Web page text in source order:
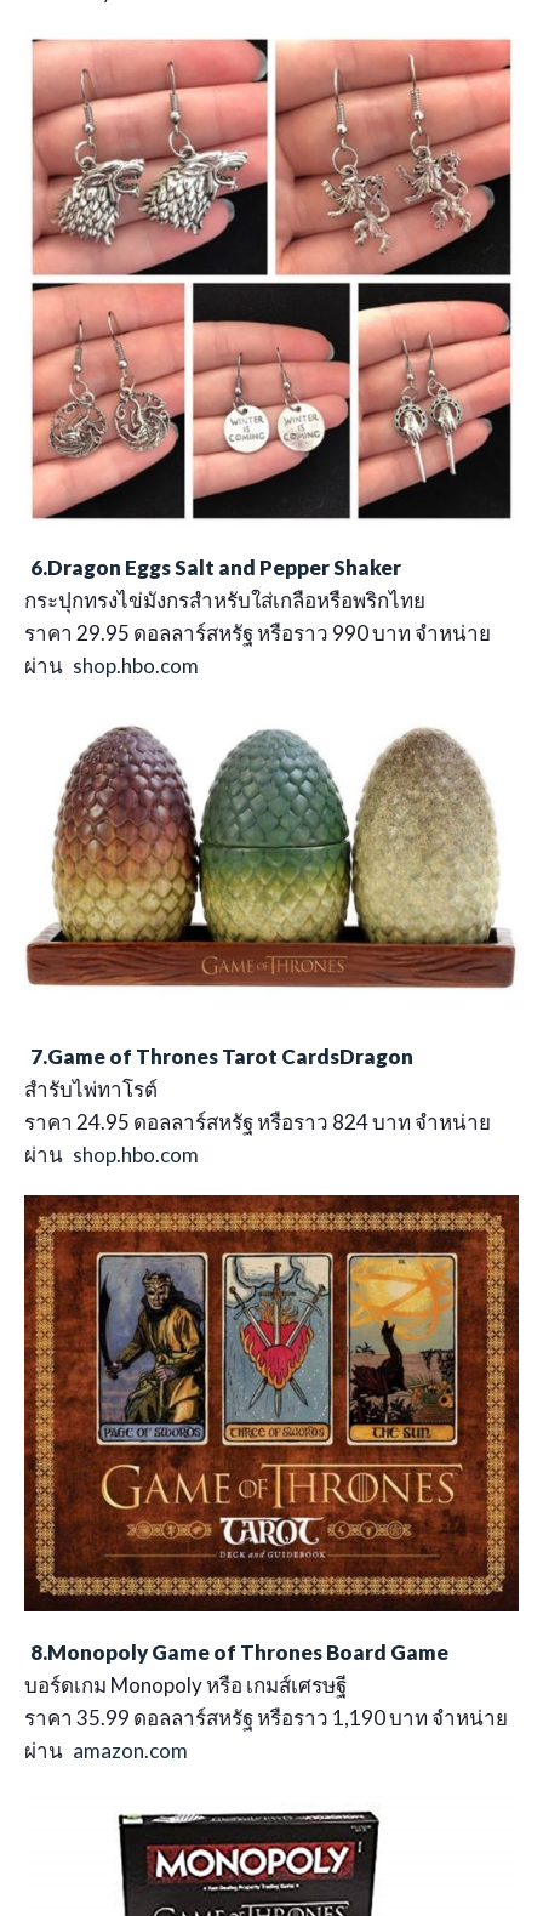
6.Dragon Eggs Salt and Pepper Shaker
กระปุกทรงไข่มังกรสำหรับใส่เกลือหรือพริกไทย
ราคา 29.95 ดอลลาร์สหรัฐ หรือราว 990 บาท จำหน่าย
ผ่าน shop.hbo.com
7.Game of Thrones Tarot CardsDragon
สำรับไพ่ทาโรต์
ราคา 24.95 ดอลลาร์สหรัฐ หรือราว 824 บาท จำหน่าย
ผ่าน shop.hbo.com
8.Monopoly Game of Thrones Board Game
บอร์ดเกม Monopoly หรือ เกมส์เศรษฐี
ราคา 35.99 ดอลลาร์สหรัฐ หรือราว 1,190 บาท จำหน่าย
ผ่าน amazon.com